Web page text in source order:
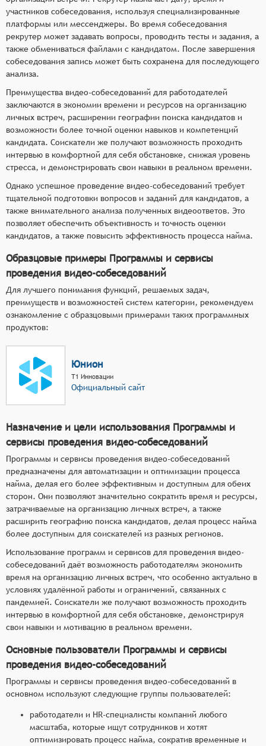
участников собеседования, используя специализированные
платформы или мессенджеры. Во время собеседования
рекрутер может задавать вопросы, проводить тесты и задания, а
также обмениваться файлами с кандидатом. После завершения
собеседования запись может быть сохранена для последующего
анализа.
Преимущества видео-собеседований для работодателей
заключаются в экономии времени и ресурсов на организацию
личных встреч, расширении географии поиска кандидатов и
возможности более точной оценки навыков и компетенций
кандидата. Соискатели же получают возможность проходить
интервью в комфортной для себя обстановке, снижая уровень
стресса, и демонстрировать свои навыки в реальном времени.
Однако успешное проведение видео-собеседований требует
тщательной подготовки вопросов и заданий для кандидатов, а
также внимательного анализа полученных видеоответов. Это
позволяет обеспечить объективность и точность оценки
кандидатов, а также повысить эффективность процесса найма.
Образцовые примеры Программы и сервисы
проведения видео-собеседований
Для лучшего понимания функций, решаемых задач,
преимуществ и возможностей систем категории, рекомендуем
ознакомление с образцовыми примерами таких программных
продуктов:
Юнион
Т1 Инновации
Официальный сайт
Назначение и цели использования Программы и
сервисы проведения видео-собеседований
Программы и сервисы проведения видео-собеседований
предназначены для автоматизации и оптимизации процесса
найма, делая его более эффективным и доступным для обеих
сторон. Они позволяют значительно сократить время и ресурсы,
затрачиваемые на организацию личных встреч, а также
расширить географию поиска кандидатов, делая процесс найма
более доступным для соискателей из разных регионов.
Использование программ и сервисов для проведения видео-
собеседований даёт возможность работодателям экономить
время на организацию личных встреч, что особенно актуально в
условиях удалённой работы и ограничений, связанных с
пандемией. Соискатели же получают возможность проходить
интервью в комфортной для себя обстановке, демонстрируя
свои навыки и мотивацию в реальном времени.
Основные пользователи Программы и сервисы
проведения видео-собеседований
Программы и сервисы проведения видео-собеседований в
основном используют следующие группы пользователей:
работодатели и HR-специалисты компаний любого
масштаба, которые ищут сотрудников и хотят
оптимизировать процесс найма, сократив временные и